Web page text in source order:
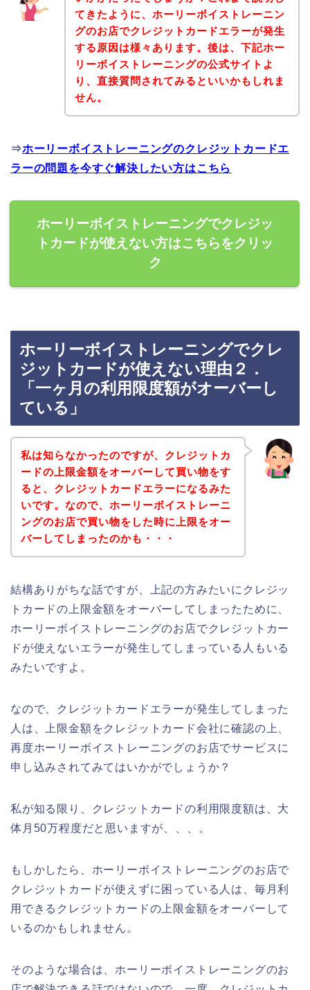
てきたように、ホーリーボイストレーニン
グのお店でクレジットカードエラーが発生
する原因は様々あります。後は、下記ホー
リーボイストレーニングの公式サイトよ
り、直接質問されてみるといいかもしれま
せん。
⇒ホーリーボイストレーニングのクレジットカードエ
ラーの問題を今すぐ解決したい方はこちら
ホーリーボイストレーニングでクレジッ
トカードが使えない方はこちらをクリッ
ク
ホーリーボイストレーニングでクレ
ジットカードが使えない理由２．
「一ヶ月の利用限度額がオーバーし
ている」
私は知らなかったのですが、クレジットカ
ードの上限金額をオーバーして買い物をす
ると、クレジットカードエラーになるみた
いです。なので、ホーリーボイストレーニ
ングのお店で買い物をした時に上限をオー
バーしてしまったのかも・・・
結構ありがちな話ですが、上記の方みたいにクレジッ
トカードの上限金額をオーバーしてしまったために、
ホーリーボイストレーニングのお店でクレジットカー
ドが使えないエラーが発生してしまっている人もいる
みたいですよ。
なので、クレジットカードエラーが発生してしまった
人は、上限金額をクレジットカード会社に確認の上、
再度ホーリーボイストレーニングのお店でサービスに
申し込みされてみてはいかがでしょうか？
私が知る限り、クレジットカードの利用限度額は、大
体月50万程度だと思いますが、、、。
もしかしたら、ホーリーボイストレーニングのお店で
クレジットカードが使えずに困っている人は、毎月利
用できるクレジットカードの上限金額をオーバーして
いるのかもしれません。
そのような場合は、ホーリーボイストレーニングのお